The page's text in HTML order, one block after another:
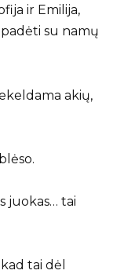
ir Emilija,
su namų
akių,
juokas… tai
tai dėl